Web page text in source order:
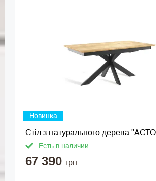
Новинка
Стіл з натурального дерева
Есть в наличии
67 390 грн